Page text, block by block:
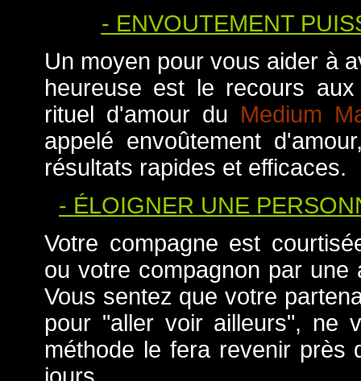
- ENVOUTEMENT
Un moyen pour vous aider à
heureuse est le recours
rituel d'amour du Medium
appelé envoûtement
résultats rapides et efficaces.
- ÉLOIGNER UNE
Votre compagne est
ou votre compagnon par une
Vous sentez que votre
pour "aller voir ailleurs", ne
méthode le fera revenir près